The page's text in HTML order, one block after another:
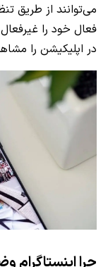
می‌توانند از
فعال خود را
در اپلیکیشن را
چرا اینستاگرام